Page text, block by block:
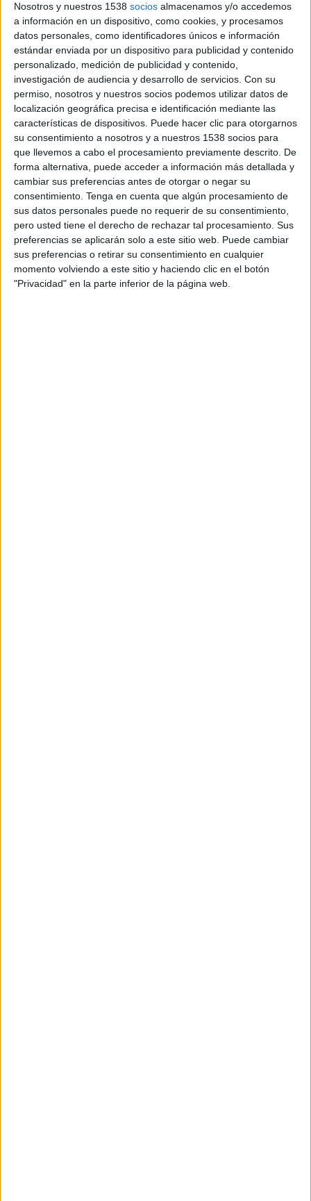
Nosotros y nuestros 1538 socios almacenamos y/o accedemos
a información en un dispositivo, como cookies, y procesamos
datos personales, como identificadores únicos e información
estándar enviada por un dispositivo para publicidad y contenido
personalizado, medición de publicidad y contenido,
investigación de audiencia y desarrollo de servicios. Con su
permiso, nosotros y nuestros socios podemos utilizar datos de
localización geográfica precisa e identificación mediante las
características de dispositivos. Puede hacer clic para otorgarnos
su consentimiento a nosotros y a nuestros 1538 socios para
que llevemos a cabo el procesamiento previamente descrito. De
forma alternativa, puede acceder a información más detallada y
cambiar sus preferencias antes de otorgar o negar su
consentimiento. Tenga en cuenta que algún procesamiento de
sus datos personales puede no requerir de su consentimiento,
pero usted tiene el derecho de rechazar tal procesamiento. Sus
preferencias se aplicarán solo a este sitio web. Puede cambiar
sus preferencias o retirar su consentimiento en cualquier
momento volviendo a este sitio y haciendo clic en el botón
"Privacidad" en la parte inferior de la página web.
Anunciante: Goiko
Contacto cliente: MJ Vilchez
Agencia: Accenture Song
Director Creativo General: Juan Silva
Equipo Creativo: Antonio Herrero, Paco Carpio,
Mercedes García, Pablo de Castro
Equipo de producción digital: Lucía García,
Francisco Ortiz, Cecilia Pastorino, Irene Sanz
Head of Production: Manuela Zamora
Realización: Paco Carpio Producción: Paloma
Martín y Cristina Cortizas
Edición: Juan Acosta
Título: Una AI para tu AI